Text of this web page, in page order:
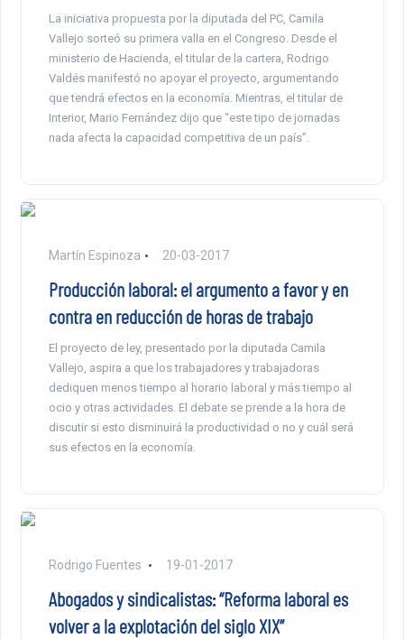
La iniciativa propuesta por la diputada del PC, Camila
Vallejo sorteó su primera valla en el Congreso. Desde el
ministerio de Hacienda, el titular de la cartera, Rodrigo
Valdés manifestó no apoyar el proyecto, argumentando
que tendrá efectos en la economía. Mientras, el titular de
Interior, Mario Fernández dijo que “este tipo de jornadas
nada afecta la capacidad competitiva de un país”.
Martín Espinoza 20-03-2017
Producción laboral: el argumento a favor y en
contra en reducción de horas de trabajo
El proyecto de ley, presentado por la diputada Camila
Vallejo, aspira a que los trabajadores y trabajadoras
dediquen menos tiempo al horario laboral y más tiempo al
ocio y otras actividades. El debate se prende a la hora de
discutir si esto disminuirá la productividad o no y cuál será
sus efectos en la economía.
Rodrigo Fuentes 19-01-2017
Abogados y sindicalistas: “Reforma laboral es
volver a la explotación del siglo XIX”